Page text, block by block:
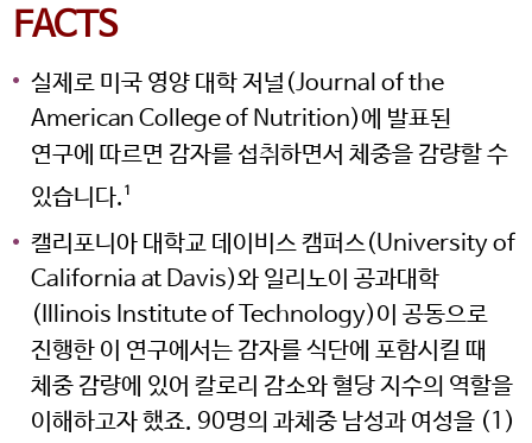
FACTS
실제로 미국 영양 대학 저널(Journal of the
American College of Nutrition)에 발표된
연구에 따르면 감자를 섭취하면서 체중을 감량할 수
있습니다. 1
캘리포니아 대학교 데이비스 캠퍼스(University of
California at Davis)와 일리노이 공과대학
(Illinois Institute of Technology)이 공동으로
진행한 이 연구에서는 감자를 식단에 포함시킬 때
체중 감량에 있어 칼로리 감소와 혈당 지수의 역할을
이해하고자 했죠. 90명의 과체중 남성과 여성을 (1)